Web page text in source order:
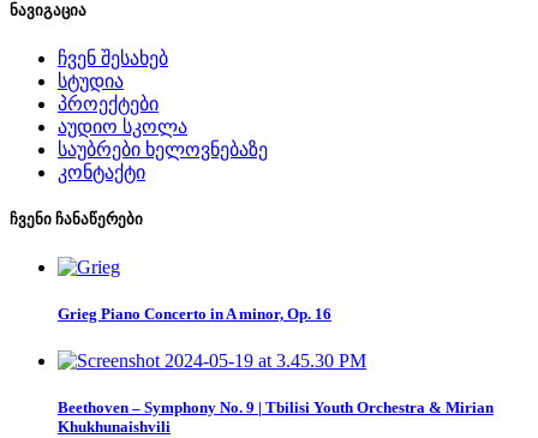
ნავიგაცია
ჩვენ შესახებ
სტუდია
პროექტები
აუდიო სკოლა
საუბრები ხელოვნებაზე
კონტაქტი
ჩვენი ჩანაწერები
Grieg Piano Concerto in A minor, Op. 16
Beethoven – Symphony No. 9 | Tbilisi Youth Orchestra & Mirian
Khukhunaishvili